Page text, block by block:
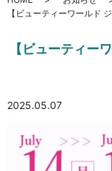
【ビューティーワールド
【ビューティー
2025.05.07